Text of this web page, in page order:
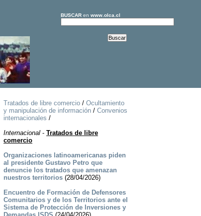
BUSCARen www.olca.cl
Tratados de libre comercio/ Ocultamiento
y manipulación de información/ Convenios
internacionales /
Internacional- Tratados de libre
comercio
Organizaciones latinoamericanas piden
al presidente Gustavo Petro que
denuncie los tratados que amenazan
nuestros territorios(28/04/2026)
Encuentro de Formación de Defensores
Comunitarios y de los Territorios ante el
Sistema de Protección de Inversiones y